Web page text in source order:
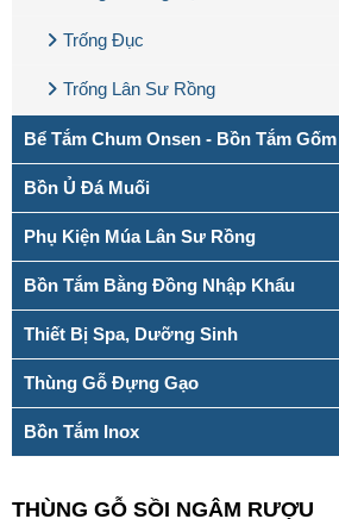
Trống Đục
Trống Lân Sư Rồng
Bể Tắm Chum Onsen - Bồn Tắm Gốm
Bồn Ủ Đá Muối
Phụ Kiện Múa Lân Sư Rồng
Bồn Tắm Bằng Đồng Nhập Khẩu
Thiết Bị Spa, Dưỡng Sinh
Thùng Gỗ Đựng Gạo
Bồn Tắm Inox
THÙNG GỖ SỒI NGÂM RƯỢU